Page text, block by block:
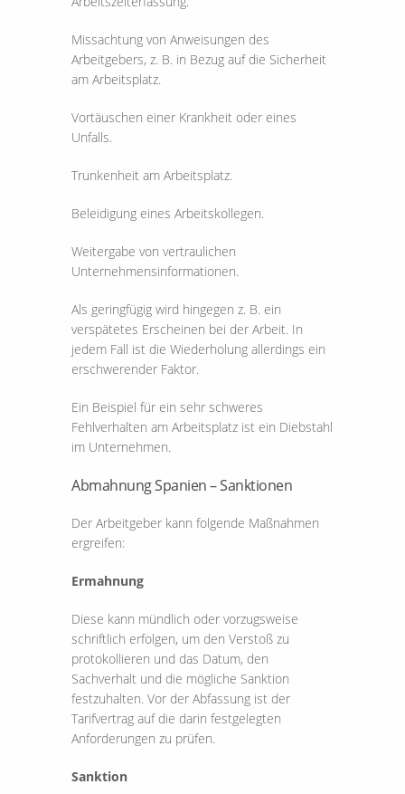
Missachtung von Anweisungen des
Arbeitgebers, z. B. in Bezug auf die Sicherheit
am Arbeitsplatz.
Vortäuschen einer Krankheit oder eines
Unfalls.
Trunkenheit am Arbeitsplatz.
Beleidigung eines Arbeitskollegen.
Weitergabe von vertraulichen
Unternehmensinformationen.
Als geringfügig wird hingegen z. B. ein
verspätetes Erscheinen bei der Arbeit. In
jedem Fall ist die Wiederholung allerdings ein
erschwerender Faktor.
Ein Beispiel für ein sehr schweres
Fehlverhalten am Arbeitsplatz ist ein Diebstahl
im Unternehmen.
Abmahnung Spanien – Sanktionen
Der Arbeitgeber kann folgende Maßnahmen
ergreifen:
Ermahnung
Diese kann mündlich oder vorzugsweise
schriftlich erfolgen, um den Verstoß zu
protokollieren und das Datum, den
Sachverhalt und die mögliche Sanktion
festzuhalten. Vor der Abfassung ist der
Tarifvertrag auf die darin festgelegten
Anforderungen zu prüfen.
Sanktion